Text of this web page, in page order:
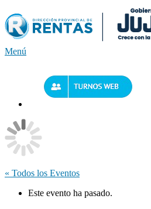
al
contenido
Menú
« Todos los Eventos
Este evento ha pasado.